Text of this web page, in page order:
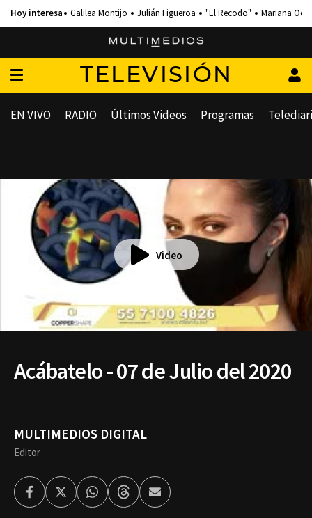
Galilea Montijo Julián Figueroa "El Recodo" Mariana
TELEVISIÓN
EN VIVO RADIO Últimos Videos Programas
Video
Acábatelo - 07 de Julio del 2020
MULTIMEDIOS DIGITAL
Editor
FacebookTwitterWhatsappThreadsEnviar
por